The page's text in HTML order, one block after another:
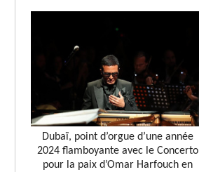
Dubaï, point d’orgue d’une année
2024 flamboyante avec le Concerto
pour la paix d’Omar Harfouch en